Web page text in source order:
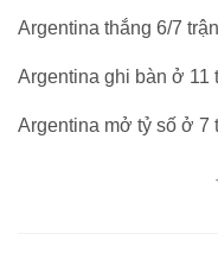
Argentina thắng 6/7
Argentina ghi bàn ở 11
Argentina mở tỷ số ở 7